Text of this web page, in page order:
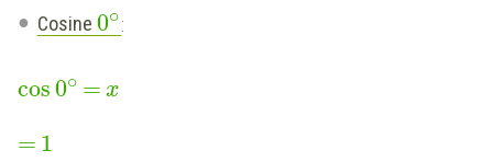
Cosine 0∘:
cos0∘ = x
= 1